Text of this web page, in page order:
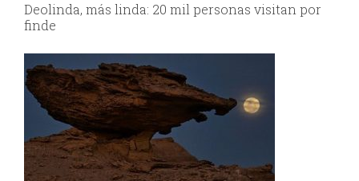
Deolinda, más linda: 20 mil personas visitan por
finde